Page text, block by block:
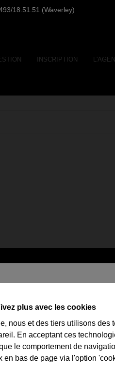
plus avec les cookies
nous et des tiers utilisons
En acceptant ces
le comportement de
bas de page via l'option
18.51.51 (Waverley)
INSCRIPTION
Recevez
immobilière
valeur